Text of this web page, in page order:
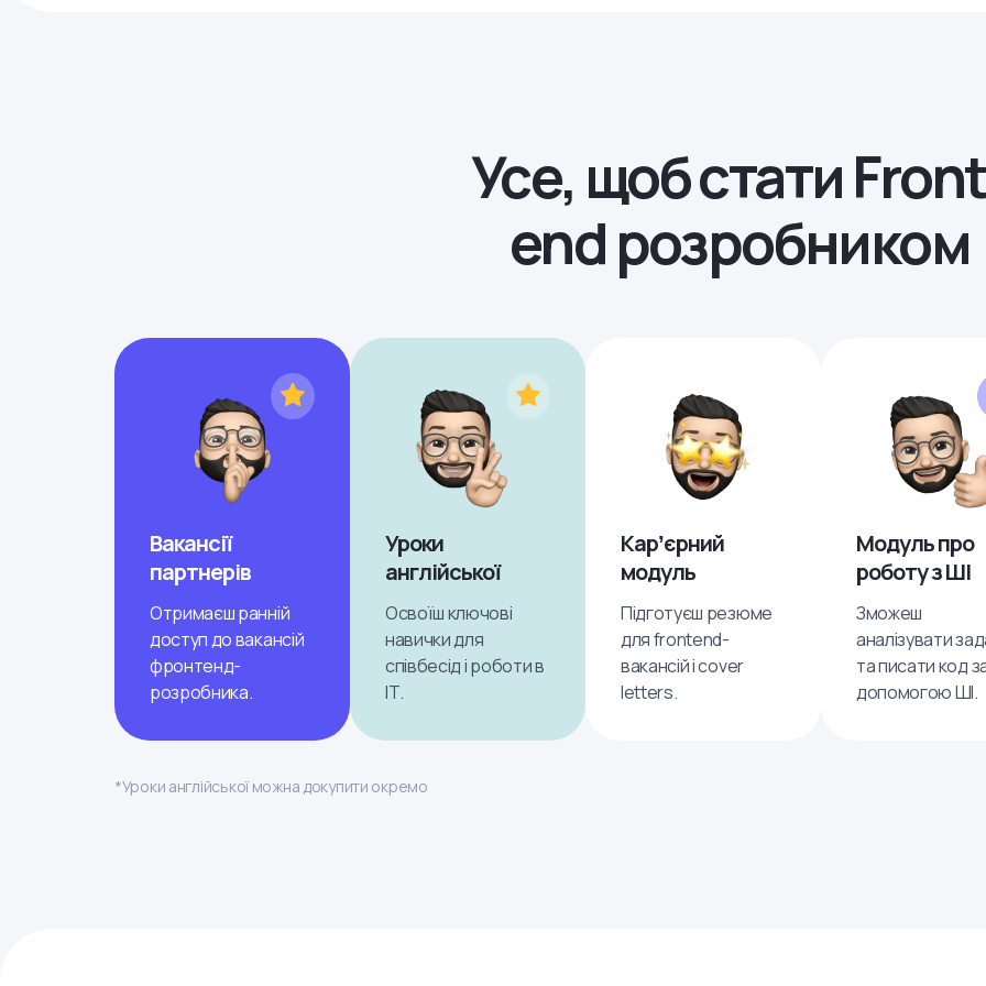
Усе, щоб стати
end розробником
Вакансії
партнерів
Отримаєш ранній
доступ до вакансій
фронтенд-
розробника.
Уроки
англійської
Освоїш ключові
навички для
співбесід і роботи в
ІТ.
Карʼєрний
модуль
Підготуєш резюме
для frontend-
вакансій і cover
letters.
Модуль про
роботу з ШІ
Зможеш
аналізувати
та писати код
допомогою ШІ.
*Уроки англійської можна докупити окремо